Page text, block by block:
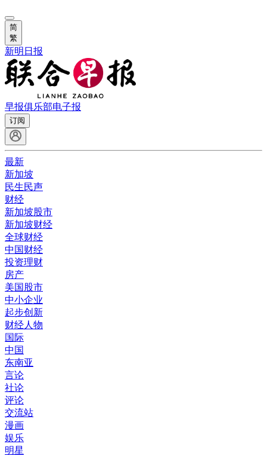
简
繁
新明日报
早报俱乐部电子报
订阅
最新
新加坡
民生民声
财经
新加坡股市
新加坡财经
全球财经
中国财经
投资理财
房产
美国股市
中小企业
起步创新
财经人物
国际
中国
东南亚
言论
社论
评论
交流站
漫画
娱乐
明星